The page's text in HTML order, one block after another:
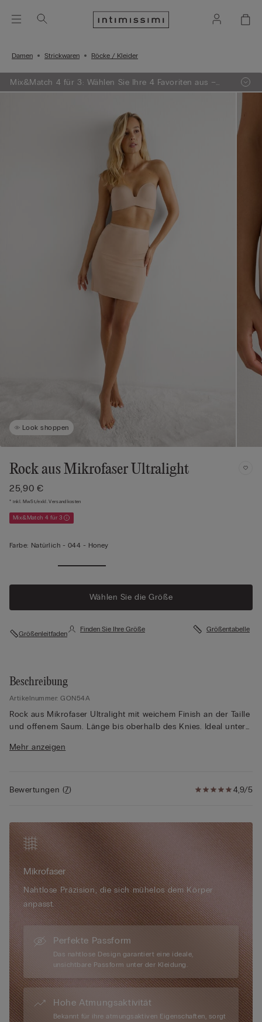
Damen Strickwaren Röcke / Kleider
Mix&Match 4 für 3: Wählen Sie Ihre 4 Favoriten aus –
egal ob Strickwaren, Pyjamas oder Dessous – und
Look shoppen
Rock aus Mikrofaser Ultralight
25,90 €
* inkl. MwSt./exkl. Versandkosten
Mix&Match 4 für 3
Farbe: Natürlich - 044 - Honey
Wählen Sie die Größe
Größenleitfaden
Finden Sie Ihre Größe Größentabelle
Beschreibung
Artikelnummer: GON54A
Rock aus Mikrofaser Ultralight mit weichem Finish an der Taille
und offenem Saum. Länge bis oberhalb des Knies. Ideal unter
anliegender Schnitt.
Mehr anzeigen
4,9/5
Bewertungen (7)
Mikrofaser
Nahtlose Präzision, die sich mühelos dem Körper
anpasst.
Perfekte Passform
Das nahtlose Design garantiert eine ideale,
unsichtbare Passform unter der Kleidung.
Hohe Atmungsaktivität
Bekannt für ihre atmungsaktiven Eigenschaften, sorgt